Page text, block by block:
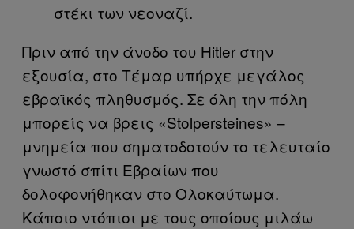
στέκι των νεοναζί.
Πριν από την άνοδο του Hitler στην
εξουσία, στο Τέμαρ υπήρχε μεγάλος
εβραϊκός πληθυσμός. Σε όλη την πόλη
μπορείς να βρεις «Stolpersteines» –
μνημεία που σηματοδοτούν τo τελευταίο
γνωστό σπίτι Εβραίων που
δολοφονήθηκαν στο Ολοκαύτωμα.
Κάποιο ντόπιοι με τους οποίους μιλάω